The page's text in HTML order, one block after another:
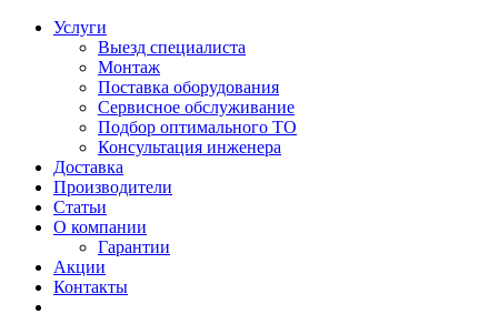
Услуги
Выезд специалиста
Монтаж
Поставка оборудования
Сервисное обслуживание
Подбор оптимального ТО
Консультация инженера
Доставка
Производители
Статьи
О компании
Гарантии
Акции
Контакты